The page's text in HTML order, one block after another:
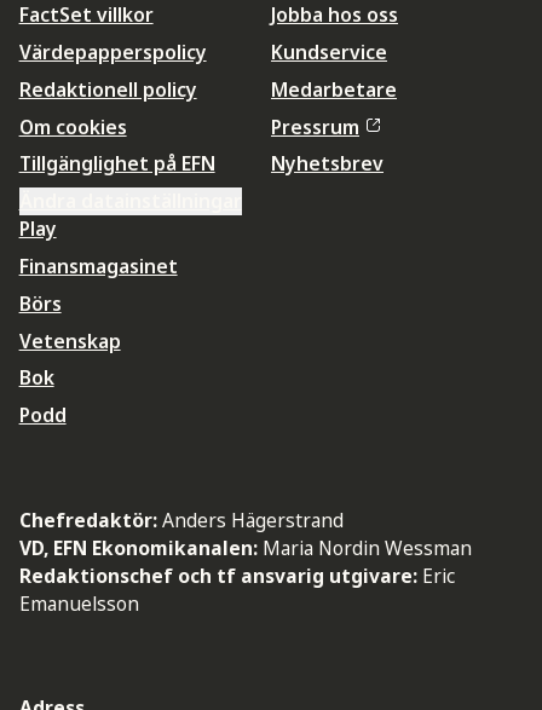
FactSet villkor
Värdepapperspolicy
Redaktionell policy
Om cookies
Tillgänglighet på EFN
Jobba hos oss
Kundservice
Medarbetare
Pressrum
Nyhetsbrev
Play
Finansmagasinet
Börs
Vetenskap
Bok
Podd
Chefredaktör:Anders Hägerstrand
VD, EFN Ekonomikanalen: Maria Nordin Wessman
Redaktionschef och tf ansvarig utgivare: Eric
Emanuelsson